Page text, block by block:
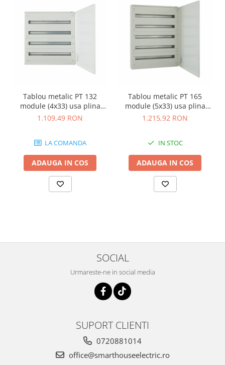
Tablou metalic PT 132
module (4x33) usa plina
IP30 Eaton alb BF-O-4/132-C
1.109,49 RON
LA COMANDA
ADAUGA IN COS
Tablou metalic PT 165
module (5x33) usa plina
IP30 Eaton alb BF-O-5/165-C
1.215,92 RON
IN STOC
ADAUGA IN COS
SOCIAL
Urmareste-ne in social media
SUPORT CLIENTI
0720881014
office@smarthouseelectric.ro